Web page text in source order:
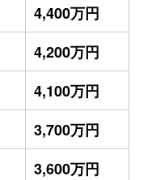
4,400万円
4,200万円
4,100万円
3,700万円
3,600万円